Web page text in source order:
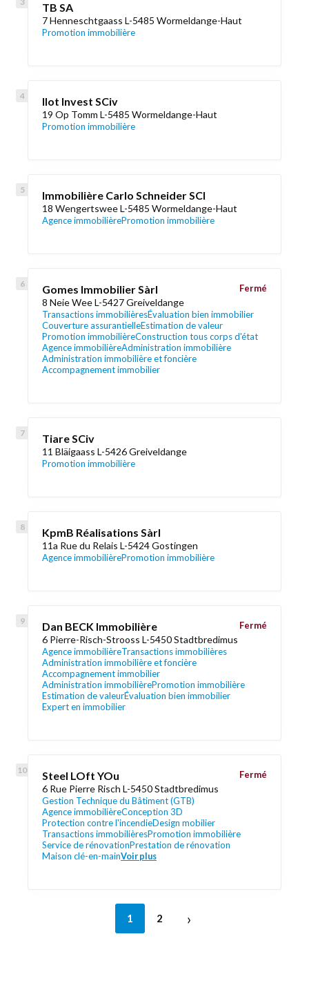
TB SA
7 Henneschtgaass L-5485 Wormeldange-Haut
Promotion immobilière
Ilot Invest SCiv
19 Op Tomm L-5485 Wormeldange-Haut
Promotion immobilière
Immobilière Carlo Schneider SCI
18 Wengertswee L-5485 Wormeldange-Haut
Agence immobilièrePromotion immobilière
Gomes Immobilier Sàrl
8 Neie Wee L-5427 Greiveldange
Transactions immobilièresÉvaluation bien immobilier
Couverture assurantielleEstimation de valeur
Promotion immobilièreConstruction tous corps d'état
Agence immobilièreAdministration immobilière
Administration immobilière et foncière
Accompagnement immobilier
Fermé
Tiare SCiv
11 Bläigaass L-5426 Greiveldange
Promotion immobilière
KpmB Réalisations Sàrl
11a Rue du Relais L-5424 Gostingen
Agence immobilièrePromotion immobilière
Dan BECK Immobilière
6 Pierre-Risch-Strooss L-5450 Stadtbredimus
Agence immobilièreTransactions immobilières
Administration immobilière et foncière
Accompagnement immobilier
Administration immobilièrePromotion immobilière
Estimation de valeurÉvaluation bien immobilier
Expert en immobilier
Fermé
Steel LOft YOu
6 Rue Pierre Risch L-5450 Stadtbredimus
Gestion Technique du Bâtiment (GTB)
Agence immobilièreConception 3D
Protection contre l'incendieDesign mobilier
Transactions immobilièresPromotion immobilière
Service de rénovationPrestation de rénovation
Maison clé-en-mainVoir plus
Fermé
1 2 ›